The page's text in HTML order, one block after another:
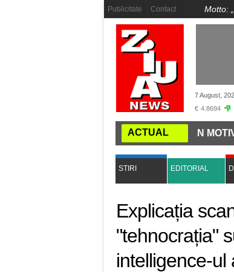
Publicitate Contact Motto: „
7 August,
€ 4.8694
ACTUAL
ÎNCĂ UN MOTIV DE
STIRI EDITORIAL
Explicația
"tehnocrația"
intelligence-